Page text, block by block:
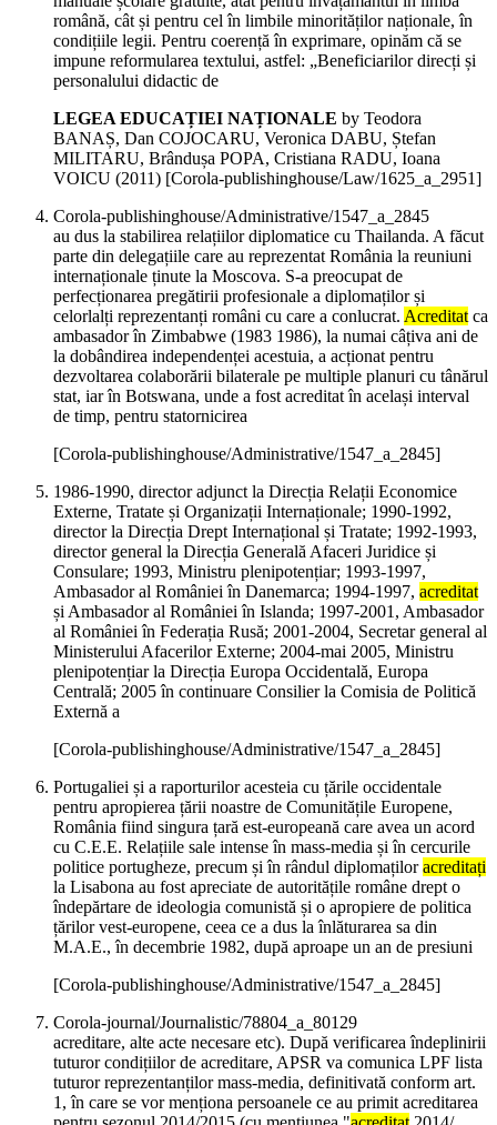
română, cât și pentru cel în limbile minorităților naționale, în
condițiile legii. Pentru coerență în exprimare, opinăm că se
impune reformularea textului, astfel: „Beneficiarilor direcți și
personalului didactic de
LEGEA EDUCAȚIEI NAȚIONALE by Teodora
BANAȘ, Dan COJOCARU, Veronica DABU, Ștefan
MILITARU, Brândușa POPA, Cristiana RADU, Ioana
VOICU (2011) [Corola-publishinghouse/Law/1625_a_2951]
Corola-publishinghouse/Administrative/1547_a_2845
au dus la stabilirea relațiilor diplomatice cu Thailanda. A făcut
parte din delegațiile care au reprezentat România la reuniuni
internaționale ținute la Moscova. S-a preocupat de
perfecționarea pregătirii profesionale a diplomaților și
celorlalți reprezentanți români cu care a conlucrat. Acreditatca
ambasador în Zimbabwe (1983 1986), la numai câțiva ani de
la dobândirea independenței acestuia, a acționat pentru
dezvoltarea colaborării bilaterale pe multiple planuri cu tânărul
stat, iar în Botswana, unde a fost acreditat în același interval
de timp, pentru statornicirea
[Corola-publishinghouse/Administrative/1547_a_2845]
1986-1990, director adjunct la Direcția Relații Economice
Externe, Tratate și Organizații Internaționale; 1990-1992,
director la Direcția Drept Internațional și Tratate; 1992-1993,
director general la Direcția Generală Afaceri Juridice și
Consulare; 1993, Ministru plenipotențiar; 1993-1997,
Ambasador al României în Danemarca; 1994-1997, acreditat
și Ambasador al României în Islanda; 1997-2001, Ambasador
al României în Federația Rusă; 2001-2004, Secretar general al
Ministerului Afacerilor Externe; 2004-mai 2005, Ministru
plenipotențiar la Direcția Europa Occidentală, Europa
Centrală; 2005 în continuare Consilier la Comisia de Politică
Externă a
[Corola-publishinghouse/Administrative/1547_a_2845]
Portugaliei și a raporturilor acesteia cu țările occidentale
pentru apropierea țării noastre de Comunitățile Europene,
România fiind singura țară est-europeană care avea un acord
cu C.E.E. Relațiile sale intense în mass-media și în cercurile
politice portugheze, precum și în rândul diplomațiloracreditați
la Lisabona au fost apreciate de autoritățile române drept o
îndepărtare de ideologia comunistă și o apropiere de politica
țărilor vest-europene, ceea ce a dus la înlăturarea sa din
M.A.E., în decembrie 1982, după aproape un an de presiuni
[Corola-publishinghouse/Administrative/1547_a_2845]
Corola-journal/Journalistic/78804_a_80129
acreditare, alte acte necesare etc). După verificarea îndeplinirii
tuturor condițiilor de acreditare, APSR va comunica LPF lista
tuturor reprezentanților mass-media, definitivată conform art.
1, în care se vor menționa persoanele ce au primit acreditarea